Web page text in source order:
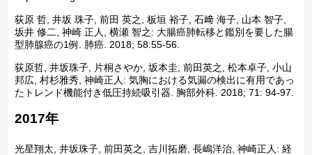
荻原 哲, 井坂 珠子, 前田 英之, 板垣 裕子, 石﨑 海子, 山本 智子,
坂井 修二, 神崎 正人, 横瀬 智之: 大腸癌肺転移と鑑別を要した腸
型肺腺癌の1例. 肺癌. 2018; 58:55-56.
荻原哲, 井坂珠子, 片桐さやか, 坂本圭, 前田英之, 松本卓子, 小山
邦広, 村杉雅秀, 神崎正人: 気胸における気漏の検出に有用であっ
たトレンド機能付き低圧持続吸引器. 胸部外科. 2018; 71: 94-97.
2017年
光星翔太, 井坂珠子, 前田英之, 吉川拓磨, 長嶋洋治, 神崎正人: 経